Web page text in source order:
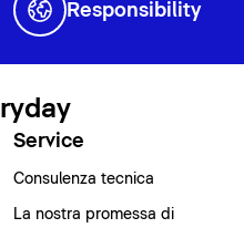
Responsibility
Service
Consulenza tecnica
La nostra promessa di